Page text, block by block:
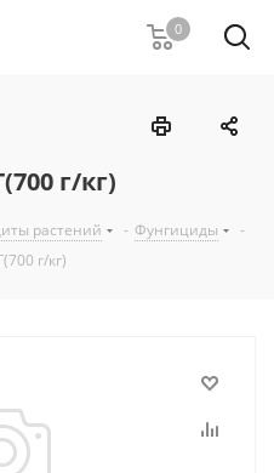
0
г/кг)
растений - Фунгициды
-
г/кг)